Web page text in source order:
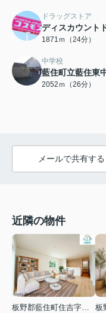
ドラッグストア
ディスカウント
1871ｍ（24分）
中学校
藍住町立藍住東
2052ｍ（26分）
メールで共有する
近隣の物件